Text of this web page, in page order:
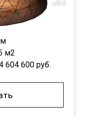
м2
604 600 руб.